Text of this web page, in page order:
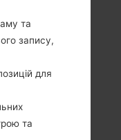
2016
та
запису,
для
та